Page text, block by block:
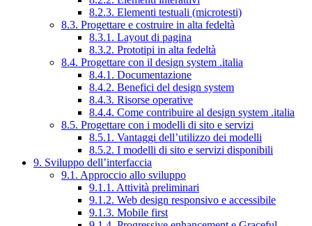
8.2.3. Elementi testuali (microtesti)
8.3. Progettare e costruire in alta fedeltà
8.3.1. Layout di pagina
8.3.2. Prototipi in alta fedeltà
8.4. Progettare con il design system .italia
8.4.1. Documentazione
8.4.2. Benefici del design system
8.4.3. Risorse operative
8.4.4. Come contribuire al design system .italia
8.5. Progettare con i modelli di sito e servizi
8.5.1. Vantaggi dell’utilizzo dei modelli
8.5.2. I modelli di sito e servizi disponibili
9. Sviluppo dell’interfaccia
9.1. Approccio allo sviluppo
9.1.1. Attività preliminari
9.1.2. Web design responsivo e accessibile
9.1.3. Mobile first